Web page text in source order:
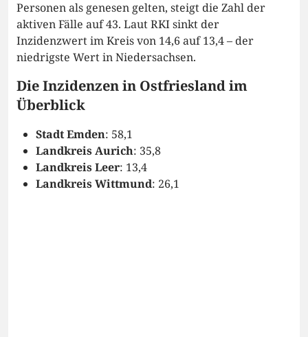
Personen als genesen gelten, steigt die Zahl der
aktiven Fälle auf 43. Laut RKI sinkt der
Inzidenzwert im Kreis von 14,6 auf 13,4 – der
niedrigste Wert in Niedersachsen.
Die Inzidenzen in Ostfriesland im
Überblick
Stadt Emden: 58,1
Landkreis Aurich: 35,8
Landkreis Leer: 13,4
Landkreis Wittmund: 26,1